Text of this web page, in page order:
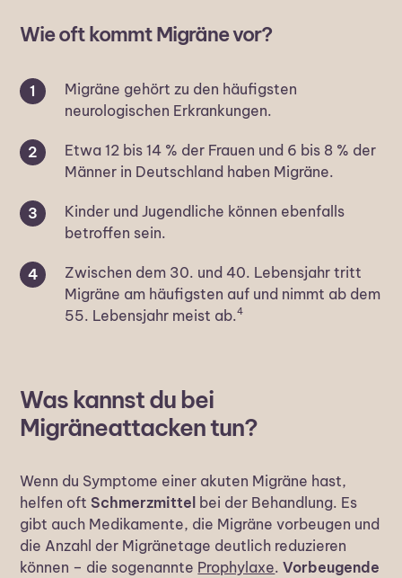
Wie oft kommt Migräne vor?
Migräne gehört zu den häufigsten
neurologischen Erkrankungen.
Etwa 12 bis 14 % der Frauen und 6 bis 8 % der
Männer in Deutschland haben Migräne.
Kinder und Jugendliche können ebenfalls
betroffen sein.
Zwischen dem 30. und 40. Lebensjahr tritt
Migräne am häufigsten auf und nimmt ab dem
55. Lebensjahr meist ab.4
Was kannst du bei
Migräneattacken tun?
Wenn du Symptome einer akuten Migräne hast,
helfen oftSchmerzmittel bei der Behandlung. Es
gibt auch Medikamente, die Migräne vorbeugen und
die Anzahl der Migränetage deutlich reduzieren
können – die sogenannte Prophylaxe.Vorbeugende